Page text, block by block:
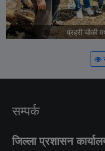
प्रहरी चौकी
सम्पर्क
जिल्ला प्रशासन